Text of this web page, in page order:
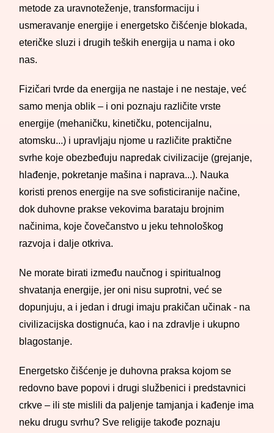
metode za uravnoteženje, transformaciju i
usmeravanje energije i energetsko čišćenje blokada,
eteričke sluzi i drugih teških energija u nama i oko
nas.
Fizičari tvrde da energija ne nastaje i ne nestaje, već
samo menja oblik – i oni poznaju različite vrste
energije (mehaničku, kinetičku, potencijalnu,
atomsku...) i upravljaju njome u različite praktične
svrhe koje obezbeđuju napredak civilizacije (grejanje,
hlađenje, pokretanje mašina i naprava...). Nauka
koristi prenos energije na sve sofisticiranije načine,
dok duhovne prakse vekovima barataju brojnim
načinima, koje čovečanstvo u jeku tehnološkog
razvoja i dalje otkriva.
Ne morate birati između naučnog i spiritualnog
shvatanja energije, jer oni nisu suprotni, već se
dopunjuju, a i jedan i drugi imaju prakičan učinak - na
civilizacijska dostignuća, kao i na zdravlje i ukupno
blagostanje.
Energetsko čišćenje je duhovna praksa kojom se
redovno bave popovi i drugi službenici i predstavnici
crkve – ili ste mislili da paljenje tamjanja i kađenje ima
neku drugu svrhu? Sve religije takođe poznaju